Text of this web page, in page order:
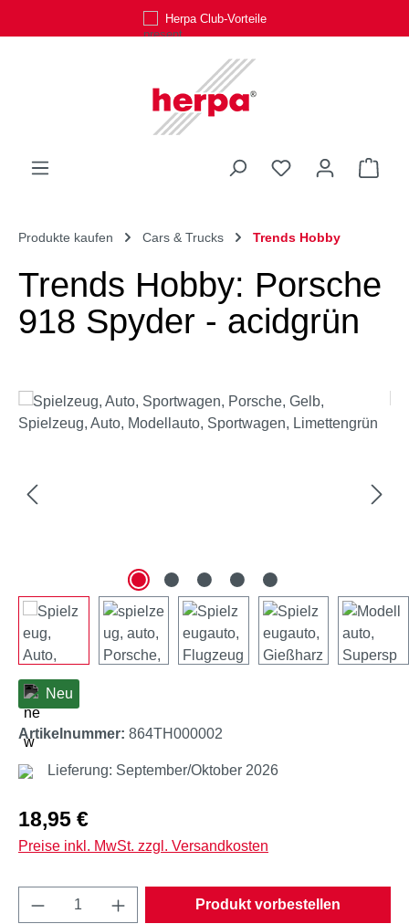
Zum Hauptinhalt springenHerpa Club-Vorteile
Du hast 0
Produkte kaufen Cars & Trucks Trends Hobby
Trends Hobby: Porsche
918 Spyder - acidgrün
Bildergalerie überspringen
Neu
Artikelnummer: 864TH000002
Lieferung: September/Oktober 2026
Regulärer Preis:
18,95 €
Preise inkl. MwSt. zzgl. Versandkosten
Produkt Anzahl: Gib den gewünschten
Produkt vorbestellen